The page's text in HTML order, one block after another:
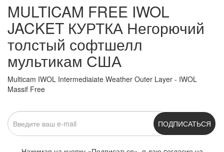
MULTICAM FREE IWOL
JACKET КУРТКА Негорючий
толстый софтшелл
мультикам США
Multicam IWOL Intermediaiate Weather Outer Layer - IWOL
Massif Free
ПОДПИСАТЬСЯ